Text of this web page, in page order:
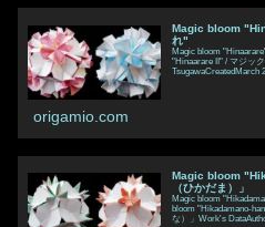
Magic bloom
れ"
Magic bloom
"Hinaarare II" / マジッ
TsugawaCreatedMarch
origamio.com
Magic bloom
（ひかだま）」
Magic bloom
bloom "Hikadamano-
な）」Work's